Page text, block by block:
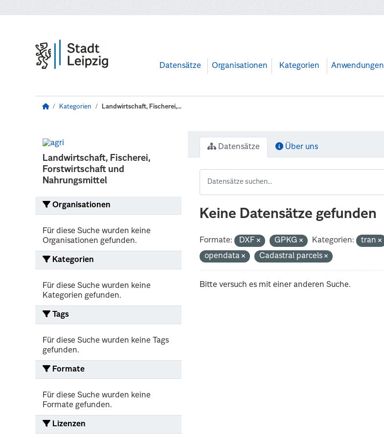
Datensätze Organisationen Kategorien Anwendungen
Kategorien Landwirtschaft, Fischerei,...
Landwirtschaft, Fischerei,
Forstwirtschaft und
Nahrungsmittel
Organisationen
Für diese Suche wurden keine
Organisationen gefunden.
Kategorien
Für diese Suche wurden keine
Kategorien gefunden.
Tags
Für diese Suche wurden keine Tags
gefunden.
Formate
Für diese Suche wurden keine
Formate gefunden.
Lizenzen
Datensätze Über uns
Keine Datensätze gefunden
Formate: DXF GPKG Kategorien: tran
opendata
Cadastral parcels
Bitte versuch es mit einer anderen Suche.